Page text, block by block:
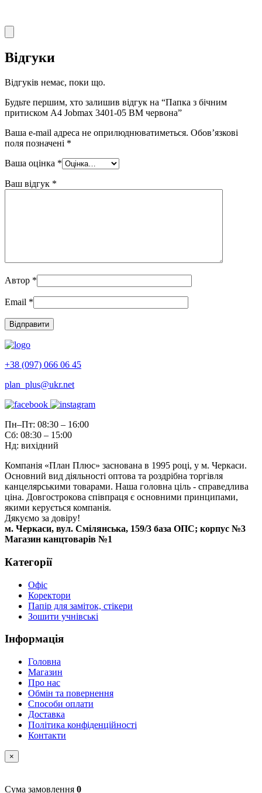
Відгуки
Відгуків немає, поки що.
Будьте першим, хто залишив відгук на “Папка з бічним
притиском А4 Jobmax 3401-05 BM червона”
Ваша e-mail адреса не оприлюднюватиметься. Обов’язкові
поля позначені *
Ваша оцінка *
Ваш відгук *
Автор *
Email *
+38 (097) 066 06 45
plan_plus@ukr.net
Пн–Пт: 08:30 – 16:00
Сб: 08:30 – 15:00
Нд: вихідний
Компанія «План Плюс» заснована в 1995 році, у м. Черкаси.
Основний вид діяльності оптова та роздрібна торгівля
канцелярськими товарами. Наша головна ціль - справедлива
ціна. Довгострокова співпраця є основними принципами,
якими керується компанія.
Дякуємо за довіру!
м. Черкаси, вул. Смілянська, 159/3 база ОПС; корпус №3
Магазин канцтоварів №1
Категорії
Офіс
Коректори
Папір для заміток, стікери
Зошити учнівські
Інформація
Головна
Магазин
Про нас
Обмін та повернення
Способи оплати
Доставка
Політика конфіденційності
Контакти
×
Сума замовлення 0